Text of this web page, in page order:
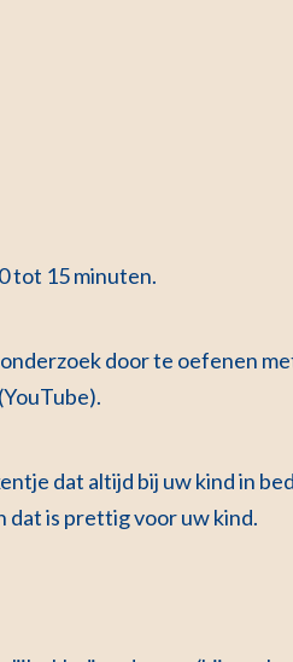
tot 15 minuten.
door te oefenen
dat altijd bij uw kind in
dat is prettig voor uw kind.